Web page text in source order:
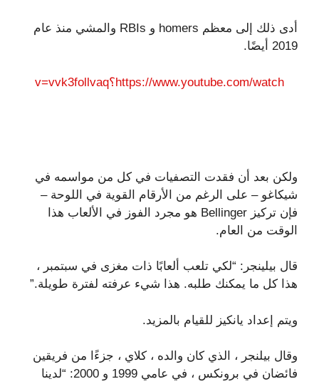
أدى ذلك إلى معظم homers و RBIs والمشي منذ عام
2019 أيضًا.
https://www.youtube.com/watch؟v=vvk3follvaq
ولكن بعد أن فقدت التصفيات في كل من مواسمه في
شيكاغو – على الرغم من الأرقام القوية في اللوحة –
فإن تركيز Bellinger هو مجرد الفوز في الألعاب هذا
الوقت من العام.
قال بيلينجر: “لكي تلعب ألعابًا ذات مغزى في سبتمبر ،
هذا كل ما يمكنك طلبه. هذا شيء عرفته لفترة طويلة.”
ويتم إعداد يانكيز للقيام بالمزيد.
وقال بيلنجر ، الذي كان والده ، كلاي ، جزءًا من فريقين
فائضان في برونكس ، في عامي 1999 و 2000: “لدينا